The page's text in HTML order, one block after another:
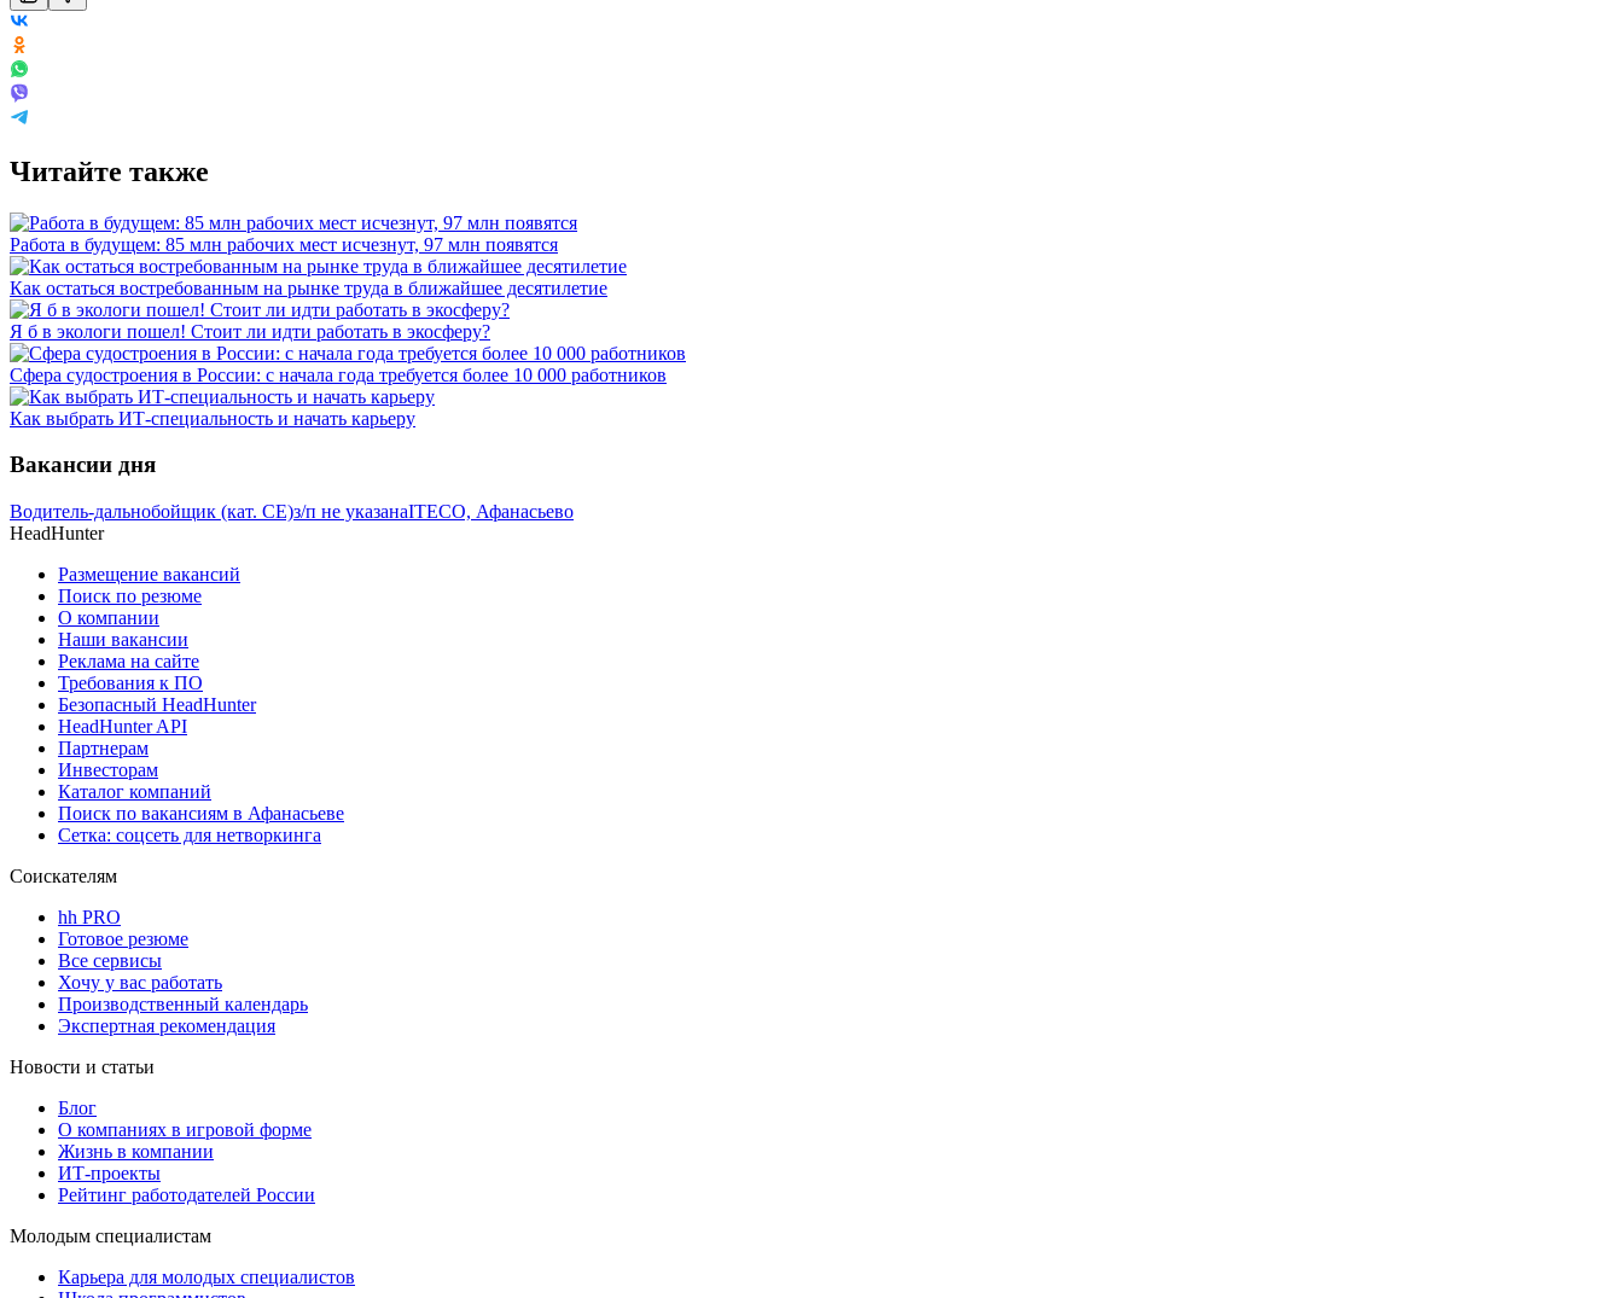
Читайте также
Работа в будущем: 85 млн рабочих мест исчезнут, 97 млн появятся
Как остаться востребованным на рынке труда в ближайшее десятилетие
Я б в экологи пошел! Стоит ли идти работать в экосферу?
Сфера судостроения в России: с начала года требуется более 10 000 работников
Как выбрать ИТ-специальность и начать карьеру
Вакансии дня
Водитель-дальнобойщик (кат. CE)з/п не указанаITECO, Афанасьево
HeadHunter
Размещение вакансий
Поиск по резюме
О компании
Наши вакансии
Реклама на сайте
Требования к ПО
Безопасный HeadHunter
HeadHunter API
Партнерам
Инвесторам
Каталог компаний
Поиск по вакансиям в Афанасьеве
Сетка: соцсеть для нетворкинга
Соискателям
hh PRO
Готовое резюме
Все сервисы
Хочу у вас работать
Производственный календарь
Экспертная рекомендация
Новости и статьи
Блог
О компаниях в игровой форме
Жизнь в компании
ИТ-проекты
Рейтинг работодателей России
Молодым специалистам
Карьера для молодых специалистов